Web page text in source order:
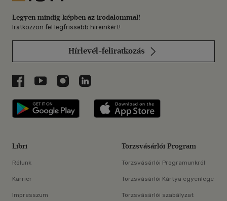
Legyen mindig képben az irodalommal!
Iratkozzon fel legfrissebb híreinkért!
Hírlevél-feliratkozás
Libri a Facebookon
Libri a Youtube-on
Libri az Instagramon
Libri a LinkedInen
Libri applikáció Szerezd meg: Google
Libri
Rólunk
Karrier
Impresszum
Törzsvásárlói Program
Törzsvásárlói Programunkról
Törzsvásárlói Kártya egyenlege
Törzsvásárlói szabályzat